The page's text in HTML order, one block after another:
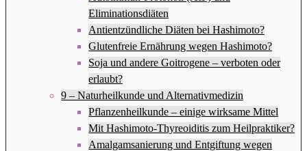
Eliminationsdiäten
Antientzündliche Diäten bei Hashimoto?
Glutenfreie Ernährung wegen Hashimoto?
Soja und andere Goitrogene – verboten oder
erlaubt?
9 – Naturheilkunde und Alternativmedizin
Pflanzenheilkunde – einige wirksame Mittel
Mit Hashimoto-Thyreoiditis zum Heilpraktiker?
Amalgamsanierung und Entgiftung wegen